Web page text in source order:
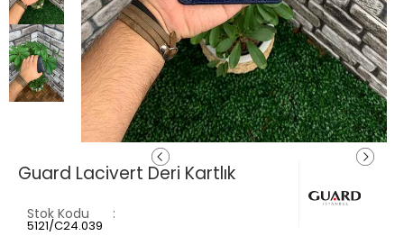
Guard Lacivert Deri Kartlık
Stok Kodu
5121/C24.039